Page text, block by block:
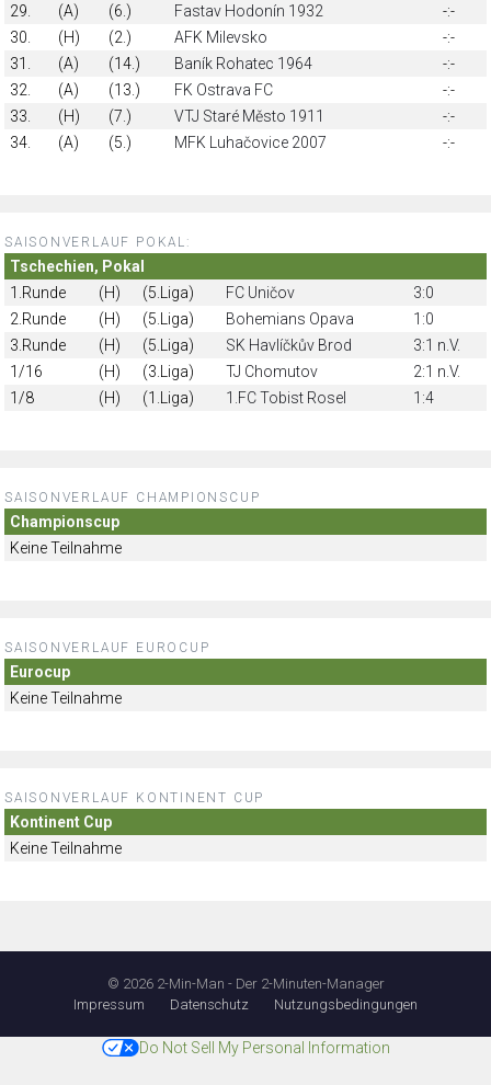
29.
(A) (6.) Fastav Hodonín 1932
-:-
30.
(H) (2.) AFK Milevsko
-:-
31.
(A) (14.) Baník Rohatec 1964
-:-
32.
(A) (13.) FK Ostrava FC
-:-
33.
(H) (7.) VTJ Staré Město 1911
-:-
34.
(A) (5.) MFK Luhačovice 2007 -:-
SAISONVERLAUF POKAL:
Tschechien, Pokal
1.Runde
(H) (5.Liga) FC Uničov
3:0
2.Runde
(H) (5.Liga) Bohemians Opava
1:0
3.Runde
(H) (5.Liga) SK Havlíčkův Brod
3:1 n.V.
1/16
(H) (3.Liga) TJ Chomutov
2:1 n.V.
1/8
(H) (1.Liga) 1.FC Tobist Rosel 1:4
SAISONVERLAUF CHAMPIONSCUP
Championscup
Keine Teilnahme
SAISONVERLAUF EUROCUP
Eurocup
Keine Teilnahme
SAISONVERLAUF KONTINENT CUP
Kontinent Cup
Keine Teilnahme
© 2026 2-Min-Man - Der 2-Minuten-Manager
Impressum
Datenschutz Nutzungsbedingungen
Do Not Sell My Personal Information